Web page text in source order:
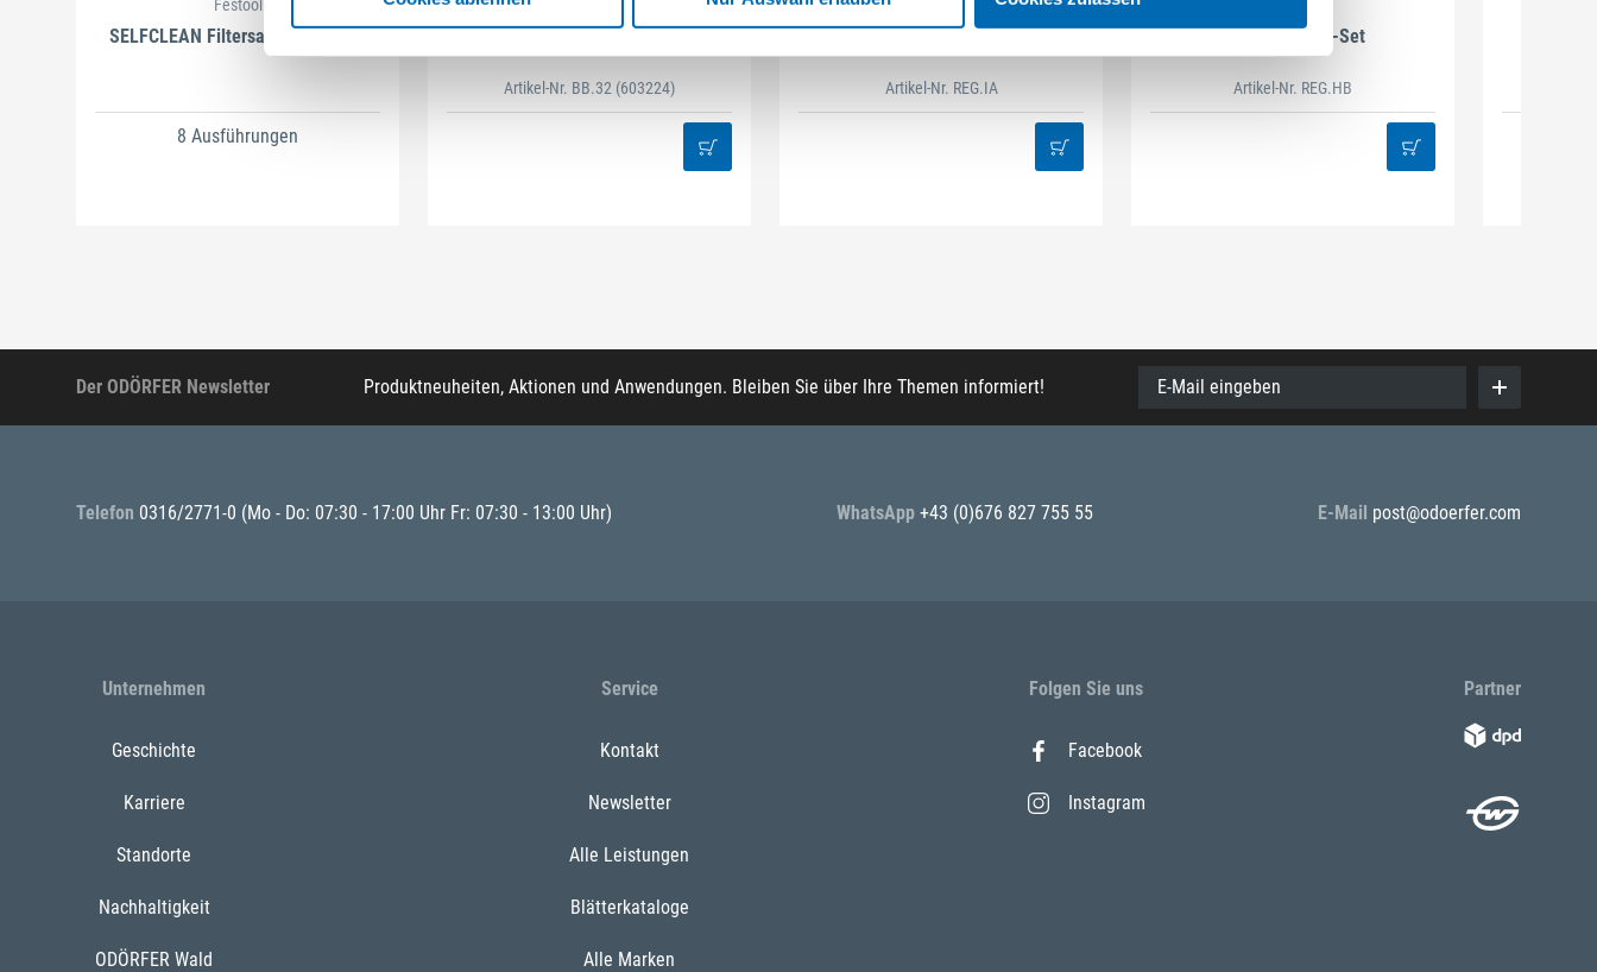
Festool
SELFCLEAN Filtersack SC FIS-CT
8 Ausführungen
Bit-Box 32-tlg Mix
Artikel-Nr. BB.32 (603224)
Innenausbau Regal-Set
Artikel-Nr. REG.IA
Holzbau Regal-Set
Artikel-Nr. REG.HB
Der ODÖRFER Newsletter Produktneuheiten, Aktionen und Anwendungen. Bleiben Sie über Ihre Themen informiert! E-Mail eingeben
Telefon 0316/2771-0 (Mo - Do: 07:30 - 17:00 Uhr Fr: 07:30 - 13:00 Uhr) WhatsApp +43 (0)676 827 755 55 E-Mail post@odoerfer.com
Unternehmen
Geschichte
Karriere
Standorte
Nachhaltigkeit
ODÖRFER Wald
Service
Kontakt
Newsletter
Alle Leistungen
Blätterkataloge
Alle Marken
Folgen Sie uns
Facebook
Instagram
Partner